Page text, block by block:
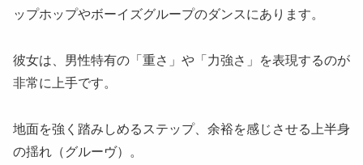
ップホップやボーイズグループのダンスにあります。
彼女は、男性特有の「重さ」や「力強さ」を表現するのが
非常に上手です。
地面を強く踏みしめるステップ、余裕を感じさせる上半身
の揺れ（グルーヴ）。